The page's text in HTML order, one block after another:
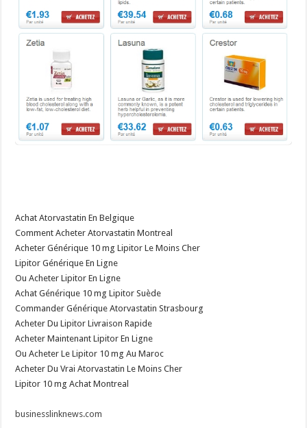
Achat Atorvastatin En Belgique
Comment Acheter Atorvastatin Montreal
Acheter Générique 10 mg Lipitor Le Moins Cher
Lipitor Générique En Ligne
Ou Acheter Lipitor En Ligne
Achat Générique 10 mg Lipitor Suède
Commander Générique Atorvastatin Strasbourg
Acheter Du Lipitor Livraison Rapide
Acheter Maintenant Lipitor En Ligne
Ou Acheter Le Lipitor 10 mg Au Maroc
Acheter Du Vrai Atorvastatin Le Moins Cher
Lipitor 10 mg Achat Montreal
businesslinknews.com